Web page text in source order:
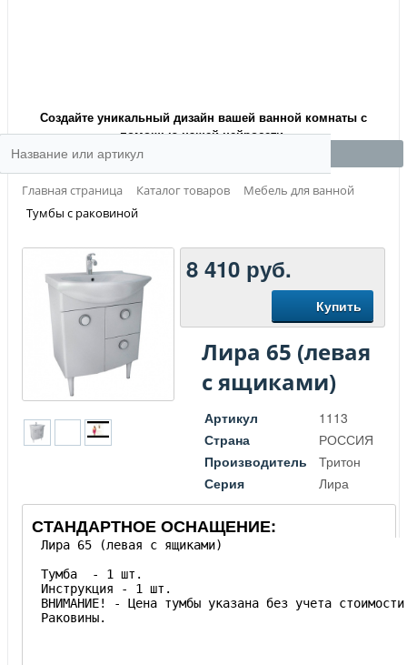
Создайте уникальный дизайн вашей ванной комнаты с
помощью нашей нейросети.
Главная страница Каталог товаров
Мебель для ванной
Тумбы с раковиной
8 410 руб.
Купить
Лира 65 (левая
с ящиками)
Артикул
1113
Страна
РОССИЯ
Производитель
Тритон
Серия
Лира
СТАНДАРТНОЕ ОСНАЩЕНИЕ: